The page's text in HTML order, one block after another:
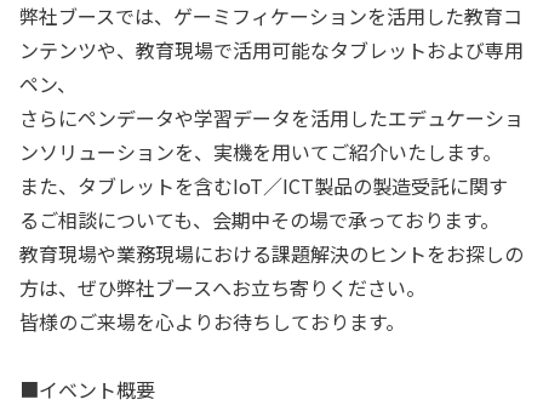
弊社ブースでは、ゲーミフィケーションを活用した教育コ
ンテンツや、教育現場で活用可能なタブレットおよび専用
ペン、
さらにペンデータや学習データを活用したエデュケーショ
ンソリューションを、実機を用いてご紹介いたします。
また、タブレットを含むIoT／ICT製品の製造受託に関す
るご相談についても、会期中その場で承っております。
教育現場や業務現場における課題解決のヒントをお探しの
方は、ぜひ弊社ブースへお立ち寄りください。
皆様のご来場を心よりお待ちしております。
■イベント概要